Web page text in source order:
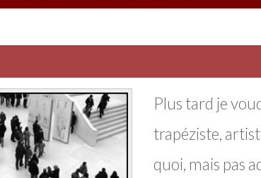
Plus tard je
trapéziste,
quoi, mais pas